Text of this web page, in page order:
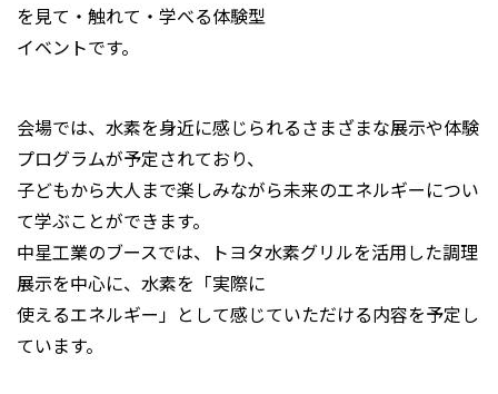
を見て・触れて・学べる体験型
イベントです。
会場では、水素を身近に感じられるさまざまな展示や体験
プログラムが予定されており、
子どもから大人まで楽しみながら未来のエネルギーについ
て学ぶことができます。
中星工業のブースでは、トヨタ水素グリルを活用した調理
展示を中心に、水素を「実際に
使えるエネルギー」として感じていただける内容を予定し
ています。